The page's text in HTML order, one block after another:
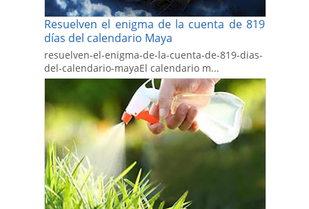
Resuelven el enigma de la cuenta de 819
días del calendario Maya
resuelven-el-enigma-de-la-cuenta-de-819-dias-
del-calendario-mayaEl calendario m...